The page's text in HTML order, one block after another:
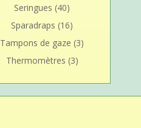
Seringues (40)
Sparadraps (16)
Tampons de gaze (3)
Thermomètres (3)